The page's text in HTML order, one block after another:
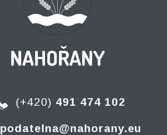
(+420) 491 474 102
podatelna@nahorany.eu